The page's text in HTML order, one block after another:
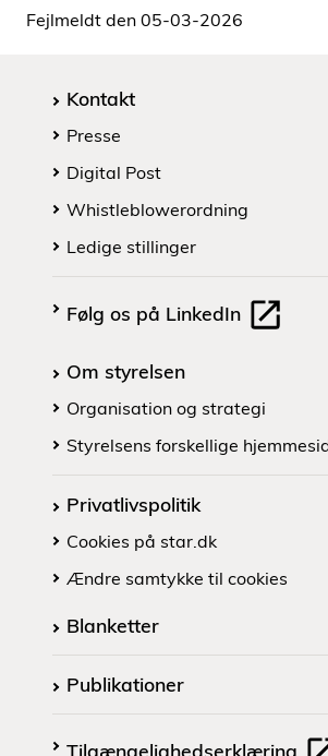
Fejlmeldt den 05-03-2026
Kontakt
Presse
Digital Post
Whistleblowerordning
Ledige stillinger
Følg os på LinkedIn
Om styrelsen
Organisation og strategi
Styrelsens forskellige
Privatlivspolitik
Cookies på star.dk
Ændre samtykke til cookies
Blanketter
Publikationer
Tilgængelighedserklæring